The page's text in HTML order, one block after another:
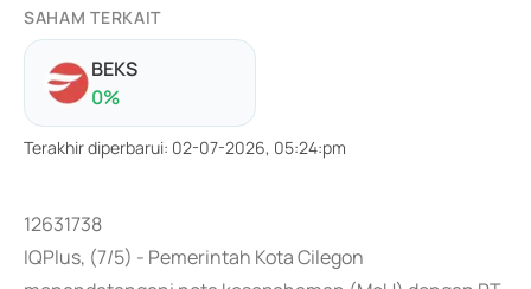
SAHAM TERKAIT
BEKS
0%
Terakhir diperbarui: 02-07-2026, 05:24:pm
12631738
IQPlus, (7/5) - Pemerintah Kota Cilegon